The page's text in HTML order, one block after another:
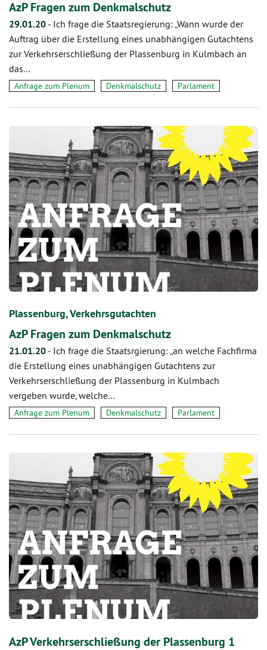
AzP Fragen zum Denkmalschutz
29.01.20 - Ich frage die Staatsregierung: „Wann wurde der
Auftrag über die Erstellung eines unabhängigen Gutachtens
zur Verkehrserschließung der Plassenburg in Kulmbach an
das…
Anfrage zum Plenum Denkmalschutz Parlament
Plassenburg, Verkehrsgutachten
AzP Fragen zum Denkmalschutz
21.01.20 - Ich frage die Staatsrgierung: „an welche Fachfirma
die Erstellung eines unabhängigen Gutachtens zur
Verkehrserschließung der Plassenburg in Kulmbach
vergeben wurde, welche…
Anfrage zum Plenum Denkmalschutz Parlament
AzP Verkehrserschließung der Plassenburg 1